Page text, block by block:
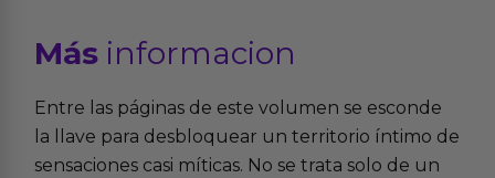
Más informacion
Entre las páginas de este volumen se esconde
la llave para desbloquear un territorio íntimo de
sensaciones casi míticas. No se trata solo de un